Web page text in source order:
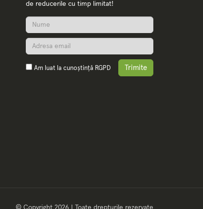
de reducerile cu timp limitat!
Am luat la cunoștință RGPD Trimite
© Copyright 2026 | Toate drepturile rezervate